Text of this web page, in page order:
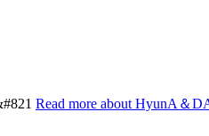
Read more about HyunA＆